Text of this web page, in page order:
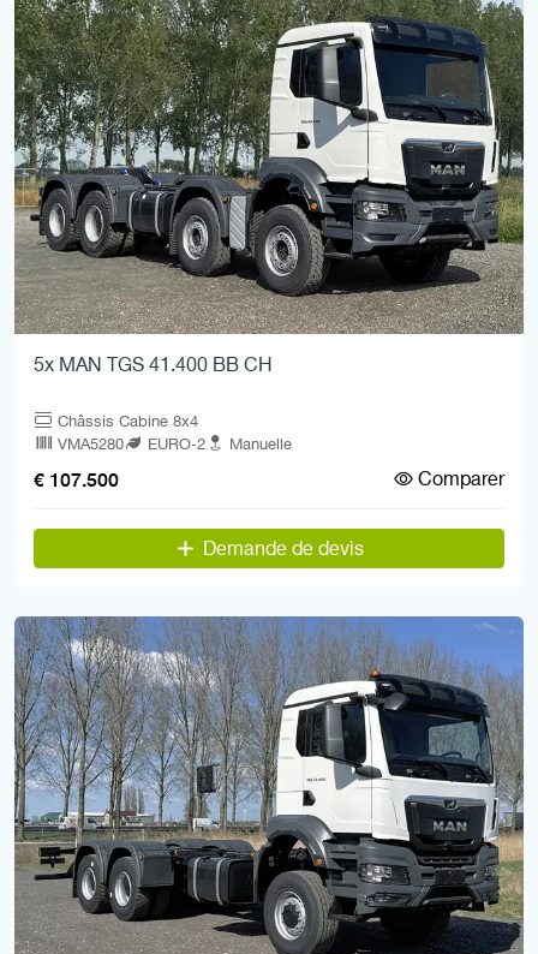
5x MAN TGS 41.400 BB CH
Châssis Cabine 8x4
VMA5280
EURO-2 Manuelle
€ 107.500 Comparer
Demande de devis